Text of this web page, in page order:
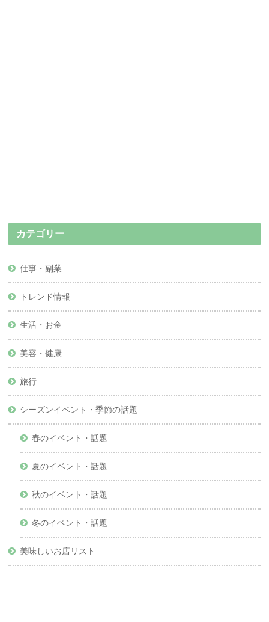
カテゴリー
仕事・副業
トレンド情報
生活・お金
美容・健康
旅行
シーズンイベント・季節の話題
春のイベント・話題
夏のイベント・話題
秋のイベント・話題
冬のイベント・話題
美味しいお店リスト